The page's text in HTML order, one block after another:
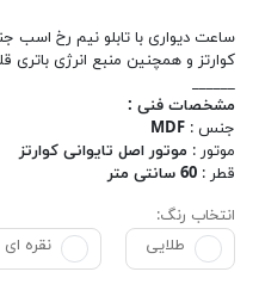
کوارتز و همچنین منبع انرژی باتری قلمی
______
مشخصات فنی :
جنس : MDF
موتور : موتور اصل تایوانی کوارتز
قطر : 60 سانتی متر
انتخاب رنگ:
طلایی
نقره ای